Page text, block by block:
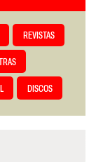
REVISTAS
DISCOS